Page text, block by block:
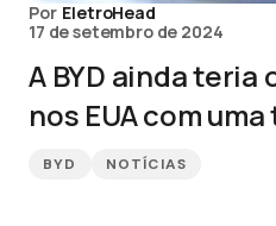
Por EletroHead
17 de setembro de 2024
A BYD ainda teria
nos EUA com
BYD NOTÍCIAS